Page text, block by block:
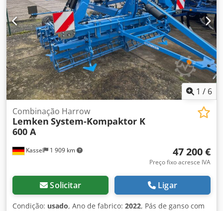
1 / 6
Kassel 1 909 km
Combinação Harrow
Lemken System-Kompaktor K
600 A
47 200 €
Preço fixo acresce IVA
Solicitar Ligar
Condição: usado, Ano de fabrico: 2022, Pás de ganso com